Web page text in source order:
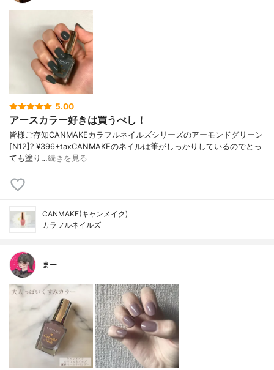
5.00
アースカラー好きは買うべし！
皆様ご存知CANMAKEカラフルネイルズシリーズのアーモンドグリーン
[N12]? ¥396+taxCANMAKEのネイルは筆がしっかりしているのでとっ
ても塗り…続きを見る
CANMAKE(キャンメイク)
カラフルネイルズ
まー